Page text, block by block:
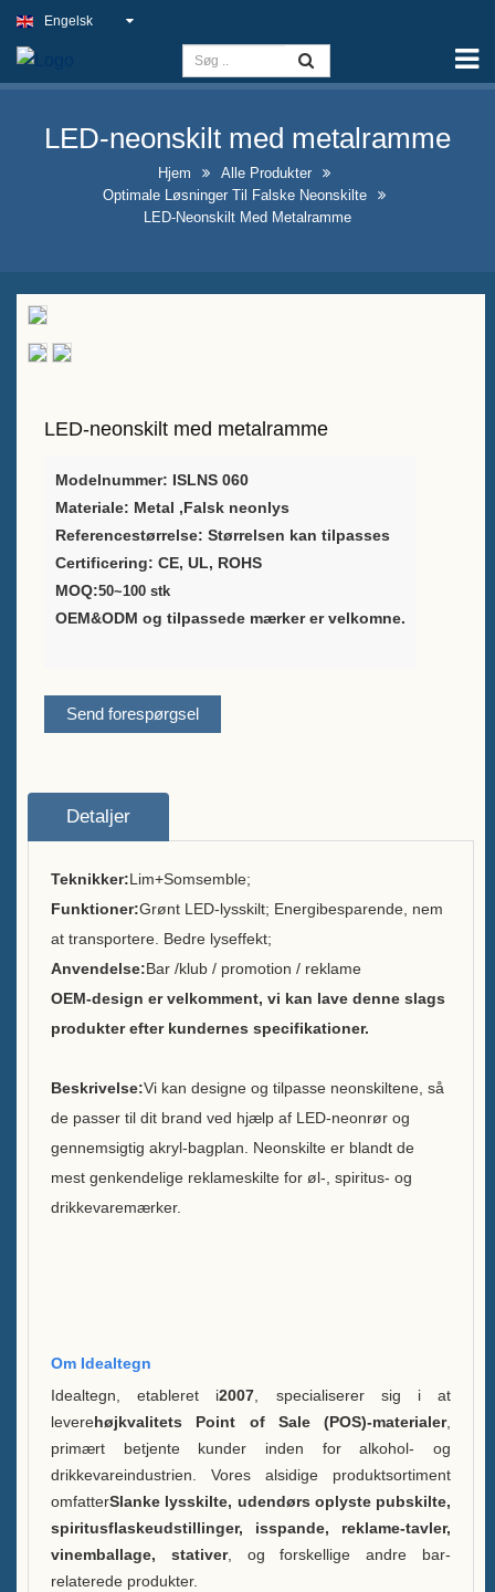
Kapacitet
Slim Light-skilt
Udendørs pubskilt
Optimale løsninger til falske
salg
Leverandør af
vinemballageløsninger
Brugerdefineret barmenuholder
Isspand
Bartop-flaskeåbner
Om
Hvem vi er
Tjeneste
Brands vi serverede
Bæredygtighed
Vores hold
Kasse B LED Isspand
Nyheder
Engelsk
LED-neonskilt med metalramme
Hjem
Alle Produkter
Optimale Løsninger Til Falske Neonskilte
LED-Neonskilt Med Metalramme
LED-neonskilt med metalramme
Modelnummer: ISLNS 060
Materiale: Metal ,Falsk neonlys
Referencestørrelse: Størrelsen kan tilpasses
Certificering: CE, UL, ROHS
MOQ:50~100 stk
OEM&ODM og tilpassede mærker er velkomne.
Send forespørgsel
Detaljer
Teknikker:Lim+Somsemble;
Funktioner:Grønt LED-lysskilt; Energibesparende, nem
at transportere. Bedre lyseffekt;
Anvendelse:Bar /klub / promotion / reklame
OEM-design er velkomment, vi kan lave denne slags
produkter efter kundernes specifikationer.
Beskrivelse:Vi kan designe og tilpasse neonskiltene, så
de passer til dit brand ved hjælp af LED-neonrør og
gennemsigtig akryl-bagplan. Neonskilte er blandt de
mest genkendelige reklameskilte for øl-, spiritus- og
drikkevaremærker.
Om Idealtegn
Idealtegn, etableret i2007 , specialiserer sig i at
leverehøjkvalitets Point of Sale (POS)-materialer,
primært betjente kunder inden for alkohol- og
drikkevareindustrien. Vores alsidige produktsortiment
omfatterSlanke lysskilte, udendørs oplyste pubskilte,
spiritusflaskeudstillinger, isspande, reklame-tavler,
vinemballage, stativer, og forskellige andre bar-
relaterede produkter.